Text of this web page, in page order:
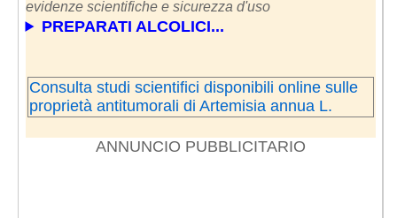
evidenze scientifiche e sicurezza d'uso
PREPARATI ALCOLICI...
Consulta studi scientifici disponibili online sulle
proprietà antitumorali di Artemisia annua L.
ANNUNCIO PUBBLICITARIO